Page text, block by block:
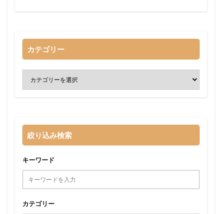
カテゴリー
絞り込み検索
キーワード
カテゴリー